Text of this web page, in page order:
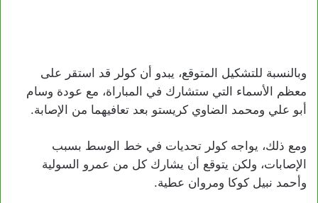
وبالنسبة للتشكيل المتوقع، يبدو أن كولر قد استقر على
معظم الأسماء التي ستشارك في المباراة، مع عودة وسام
أبو علي ومحمد الضاوي كريستو بعد تعافيهما من الإصابة.
ومع ذلك، يواجه كولر تحديات في خط الوسط بسبب
الإصابات، ولكن يتوقع أن يشارك كل من عمرو السولية
وأحمد نبيل كوكا ومروان عطية.